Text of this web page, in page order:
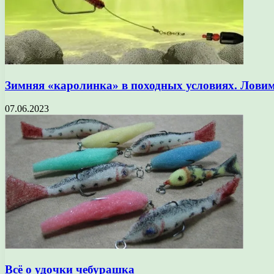
Зимняя «каролинка» в походных условиях.
07.06.2023
Всё о удочки чебурашка